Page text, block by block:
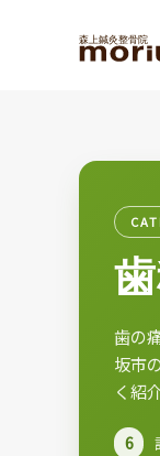
歯の
坂市
く紹
6